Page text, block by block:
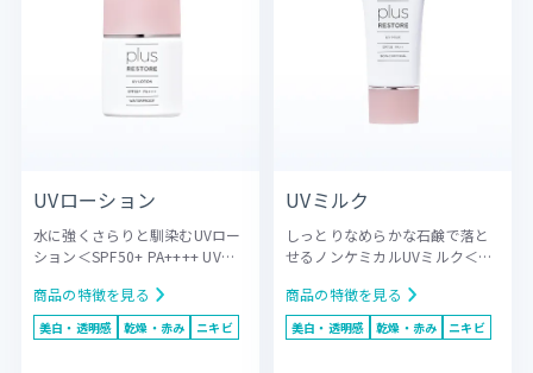
UVローション
水に強くさらりと馴染むUVロー
ション＜SPF50+ PA++++ UV耐
UVB）だけでなく、ブルーライ
トや近赤外線からも肌を保護す
る、多機能な日焼け止めです。
商品の特徴を見る
美白・透明感 乾燥・赤み ニキビ
UVミルク
しっとりなめらかな石鹸で落と
せるノンケミカルUVミルク＜
UVB）だけでなく、ブルーライ
トや近赤外線からも肌を保護す
る多機能な日焼け止めです。整
商品の特徴を見る
美白・透明感 乾燥・赤み ニキビ